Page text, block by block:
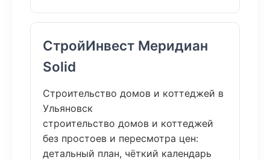
СтройИнвест Меридиан
Solid
Строительство домов и коттеджей в
Ульяновск
строительство домов и коттеджей
без простоев и пересмотра цен:
детальный план, чёткий календарь